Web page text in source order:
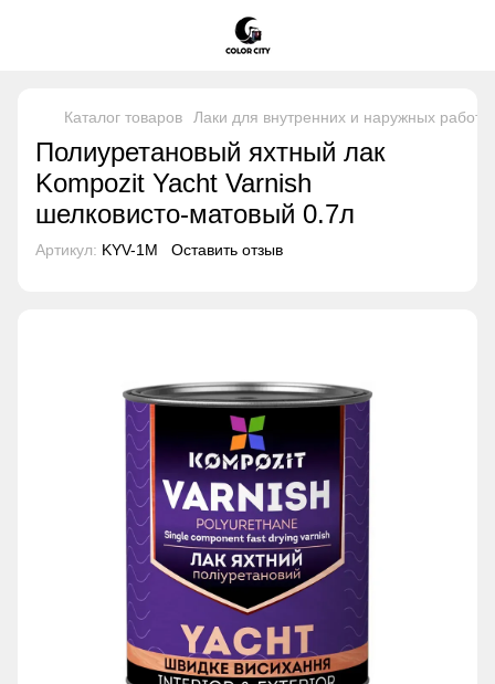
Каталог товаров Лаки для внутренних и наружных работ
Полиуретановый яхтный лак
Kompozit Yacht Varnish
шелковисто-матовый 0.7л
Артикул: KYV-1M Оставить отзыв